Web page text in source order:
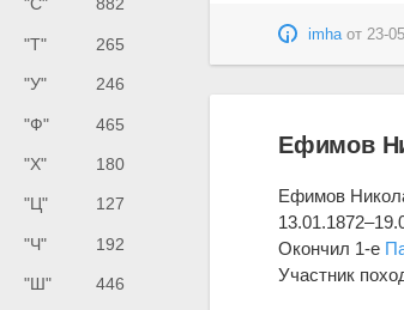
"Т" 265
"У" 246
"Ф" 465
"Х" 180
"Ц" 127
"Ч" 192
"Ш" 446
imha от 23-
Ефимов
Ефимов
Окончил 1-е
Участник